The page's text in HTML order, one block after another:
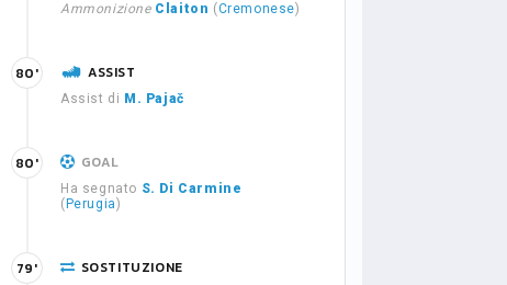
Ammonizione Claiton (Cremonese)
ASSIST
Assist di M. Pajač
80'
GOAL
Ha segnato S. Di Carmine
( Perugia)
80'
SOSTITUZIONE
79'